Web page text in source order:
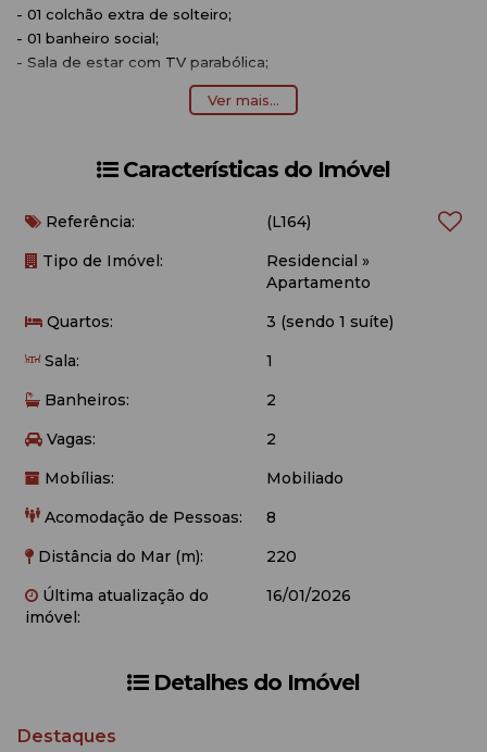
- 01 colchão extra de solteiro;
- 01 banheiro social;
- Sala de estar com TV parabólica;
- Cozinha completa com utensílios;
- Sacada com churrasqueira:
- Aproximadamente 220 metros do mar.
OBSERVAÇÕES:
- Edifício possui elevador social;
- Voltagem 220;
- O imóvel não possui roupa de cama e banho e nem
- Internet Wi-fi (Disponibilizamos como cortesia, não nos
responsabilizamos por queda ou falta de sinal).
Ver mais...
Características do Imóvel
Referência:
(L164)
Tipo de Imóvel:
Residencial »
Apartamento
Quartos:
3 (sendo 1 suíte)
Sala:
1
Banheiros:
2
Vagas:
2
Mobílias:
Mobiliado
Acomodação de Pessoas:
8
Distância do Mar (m):
220
Última atualização do
imóvel:
16/01/2026
Detalhes do Imóvel
Destaques